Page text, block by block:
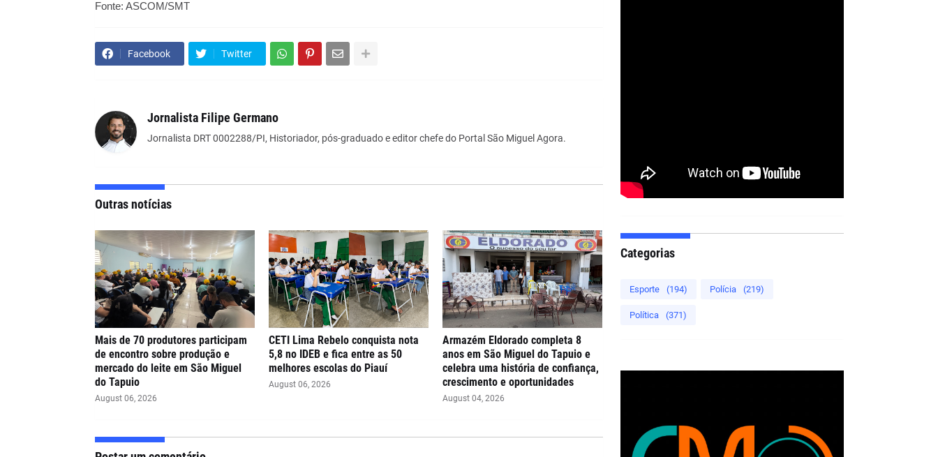
Fonte: ASCOM/SMT
Facebook Twitter
Jornalista Filipe Germano
Jornalista DRT 0002288/PI, Historiador, pós-graduado e editor chefe do Portal São Miguel Agora.
Outras notícias
Mais de 70 produtores participam
de encontro sobre produção e
mercado do leite em São Miguel
do Tapuio
August 06, 2026
CETI Lima Rebelo conquista nota
5,8 no IDEB e fica entre as 50
melhores escolas do Piauí
August 06, 2026
Armazém Eldorado completa 8
anos em São Miguel do Tapuio e
celebra uma história de confiança,
crescimento e oportunidades
August 04, 2026
Categorias
Esporte (194) Polícia (219)
Política (371)